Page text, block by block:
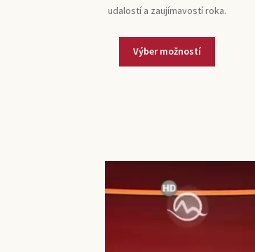
udalostí a zaujímavostí roka.
Výber možností